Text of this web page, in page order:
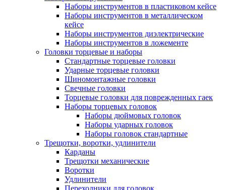
Наборы инструментов в пластиковом кейсе
Наборы инструментов в металлическом
кейсе
Наборы инструментов диэлектрические
Наборы инструментов в ложементе
Головки торцевые и наборы
Стандартные торцевые головки
Ударные торцевые головки
Шиномонтажные головки
Свечные головки
Торцевые головки для поврежденных гаек
Наборы торцевых головок
Наборы дюймовых головок
Наборы ударных головок
Наборы головок стандартные
Трещотки, воротки, удлинители
Карданы
Трещотки механические
Воротки
Удлинители
Переходники для головок